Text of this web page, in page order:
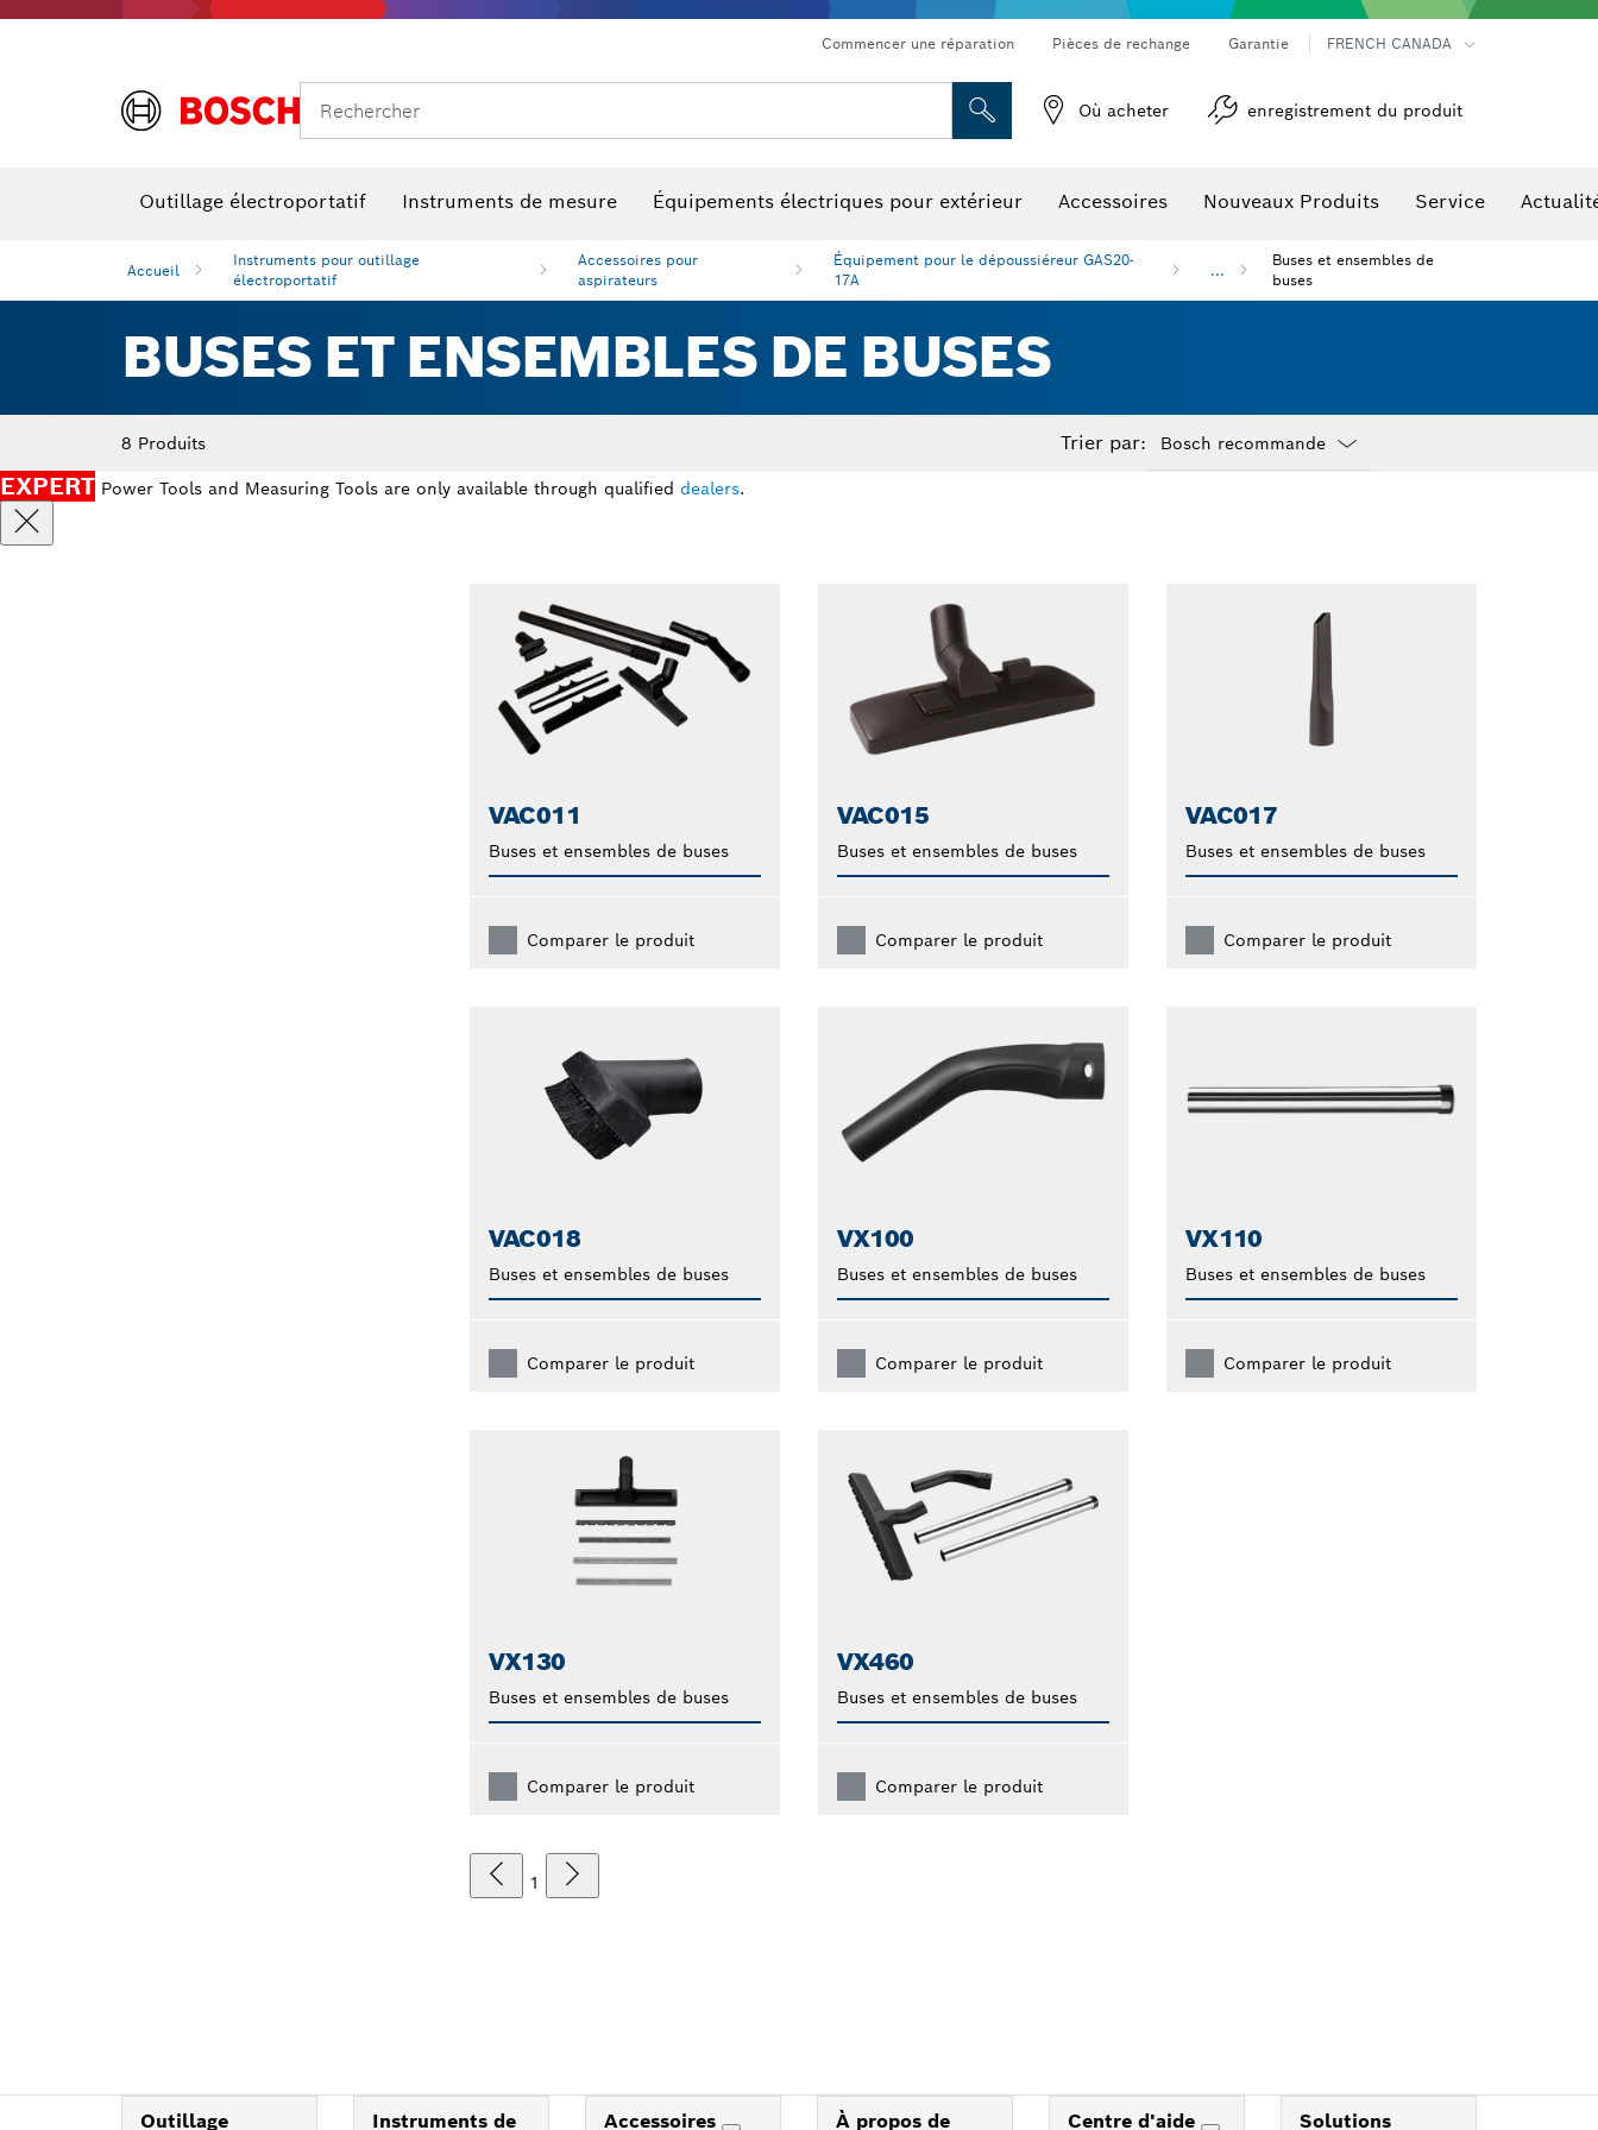
Commencer une réparation Pièces de rechange Garantie FRENCH CANADA
Rechercher Où acheter enregistrement du produit
Outillage électroportatif Instruments de mesure Équipements électriques pour extérieur Accessoires Nouveaux Produits Service
Accueil
Instruments pour outillage
électroportatif
Accessoires pour
aspirateurs
Équipement pour le dépoussiéreur GAS20-
17A
...
Buses et ensembles de
buses
BUSES ET ENSEMBLES DE BUSES
8 Produits Trier par:
EXPERT Power Tools and Measuring Tools are only available through qualified dealers.
VAC011
Buses et ensembles de buses
Comparer le produit
VAC015
Buses et ensembles de buses
Comparer le produit
VAC017
Buses et ensembles de buses
Comparer le produit
VAC018
Buses et ensembles de buses
Comparer le produit
VX100
Buses et ensembles de buses
Comparer le produit
VX110
Buses et ensembles de buses
Comparer le produit
VX130
Buses et ensembles de buses
Comparer le produit
VX460
Buses et ensembles de buses
Comparer le produit
1
Outillage Instruments de Accessoires À propos de Centre d'aide Solutions